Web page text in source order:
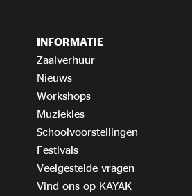
INFORMATIE
Zaalverhuur
Nieuws
Workshops
Muziekles
Schoolvoorstellingen
Festivals
Veelgestelde vragen
Vind ons op KAYAK